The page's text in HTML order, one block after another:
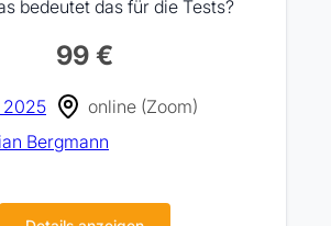
bedeutet das für die Tests?
99 €
2025
online (Zoom)
Bergmann